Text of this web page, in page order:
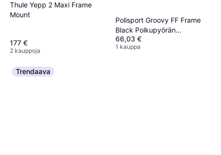
Thule Yepp 2 Maxi Frame
Mount
177 €
2 kauppoja
Polisport Groovy FF Frame
Black Polkupyörän
Lastenistuin
66,03 €
1 kauppa
Trendaava